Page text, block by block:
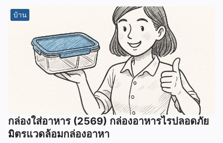
บ้าน
กล่องใส่อาหาร (2569) กล่องอาหารไรปลอดภัย
มิตรแวดล้อมกล่องอาหา